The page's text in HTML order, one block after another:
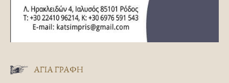
ΑΓΊΑ ΓΡΑΦΉ